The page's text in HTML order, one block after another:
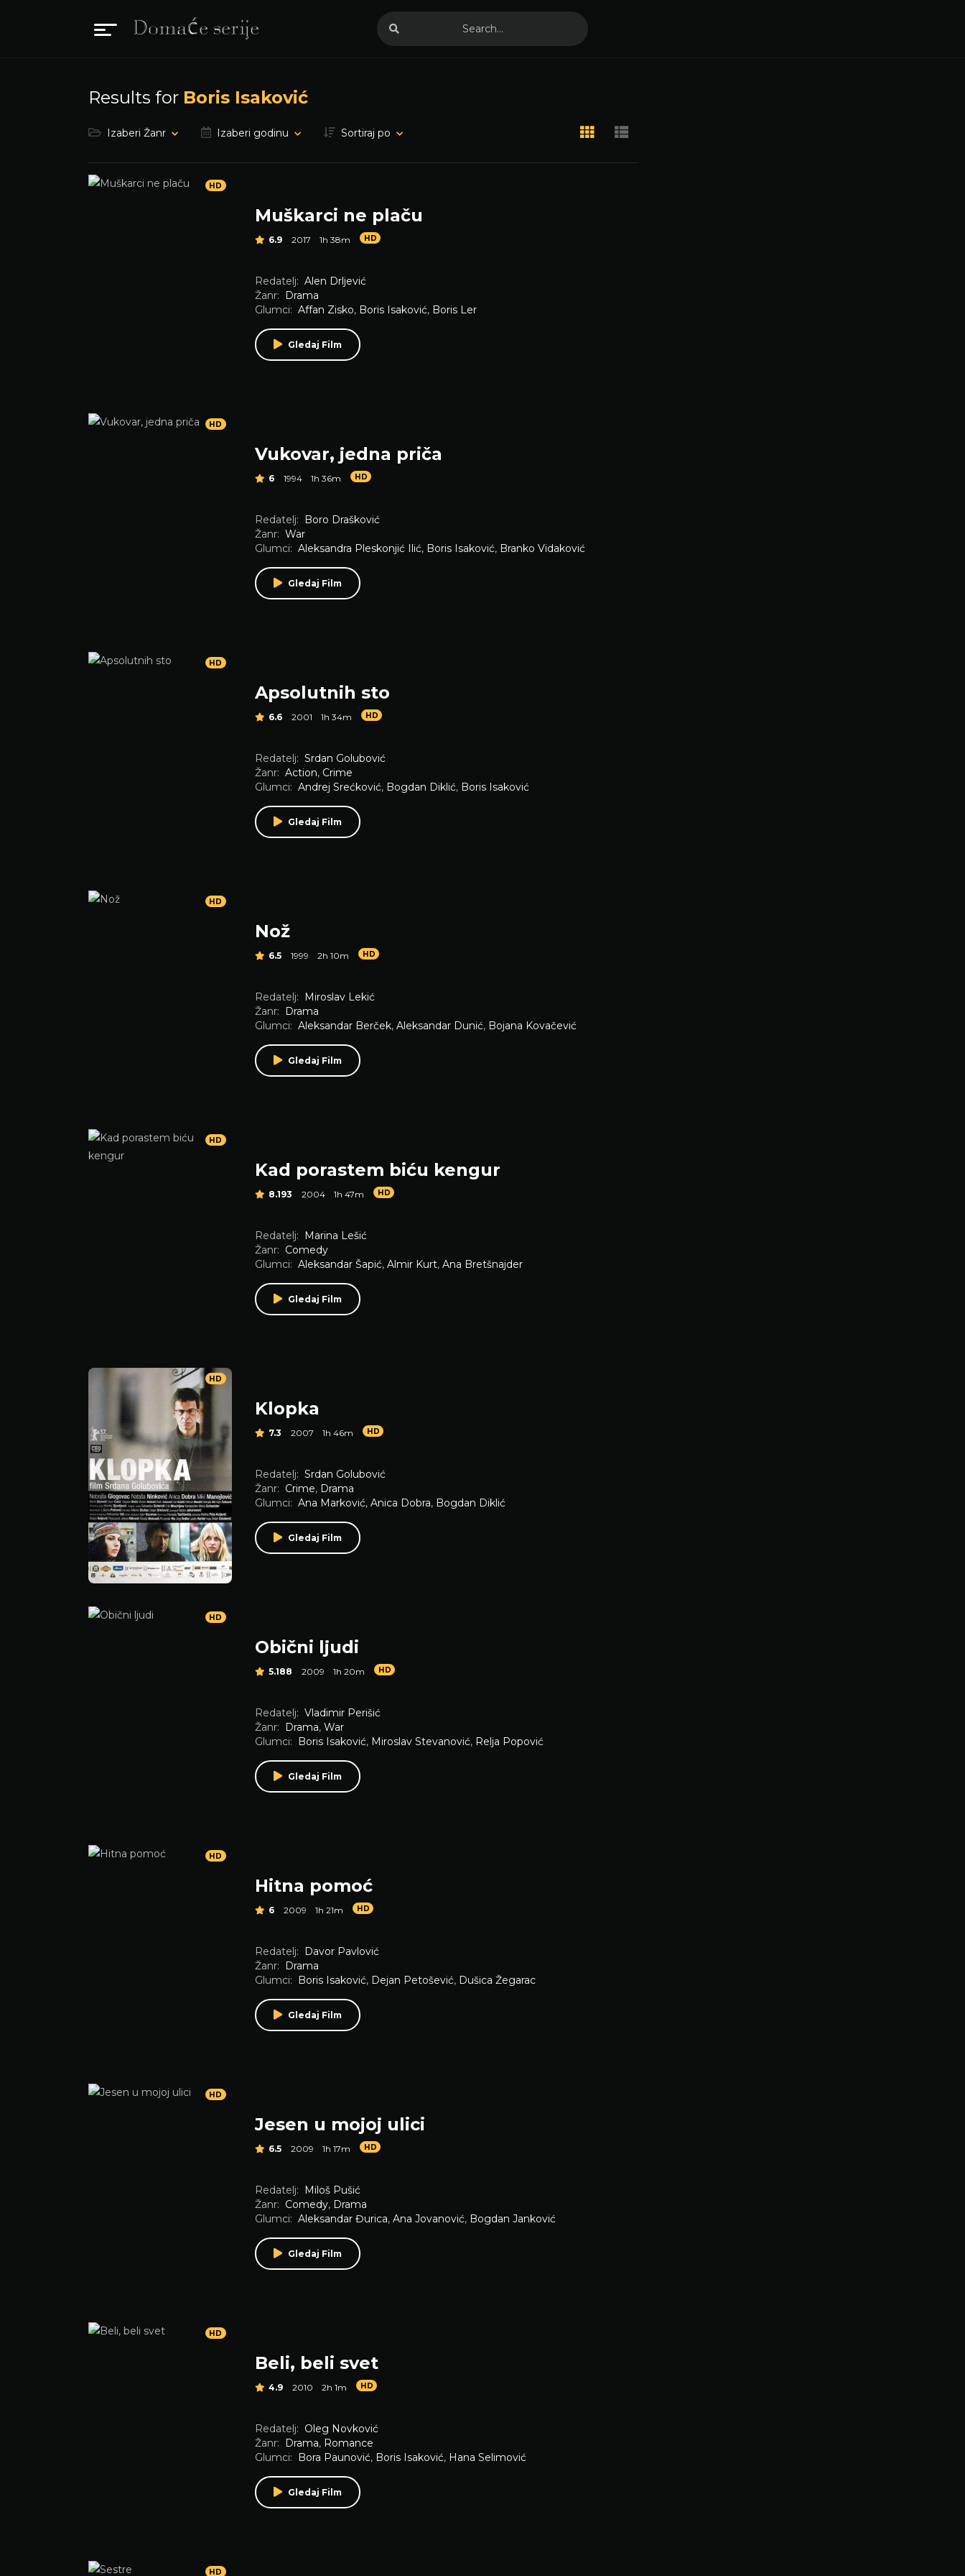
Results for Boris Isaković
Izaberi Žanr Izaberi godinu Sortiraj po
HD
Muškarci ne plaču
6.9 2017 1h 38m HD
Redatelj: Alen Drljević
Žanr:
Drama
Glumci: Affan Zisko, Boris Isaković, Boris Ler
Gledaj Film
HD
Vukovar, jedna priča
6 1994 1h 36m HD
Redatelj:
Boro Drašković
Žanr: War
Glumci: Aleksandra Pleskonjić Ilić, Boris Isaković, Branko Vidaković
Gledaj Film
HD
Apsolutnih sto
6.6 2001 1h 34m HD
Redatelj: Srdan Golubović
Žanr: Action, Crime
Glumci: Andrej Srećković, Bogdan Diklić, Boris Isaković
Gledaj Film
HD
Nož
6.5 1999 2h 10m HD
Redatelj:
Miroslav Lekić
Žanr:
Drama
Glumci: Aleksandar Berček, Aleksandar Dunić, Bojana Kovačević
Gledaj Film
HD
Kad porastem biću kengur
8.193 2004 1h 47m HD
Redatelj:
Marina Lešić
Žanr: Comedy
Glumci: Aleksandar Šapić, Almir Kurt, Ana Bretšnajder
Gledaj Film
HD
Klopka
7.3 2007 1h 46m HD
Redatelj: Srdan Golubović
Žanr: Crime, Drama
Glumci: Ana Marković, Anica Dobra, Bogdan Diklić
Gledaj Film
HD
Obični ljudi
5.188 2009 1h 20m HD
Redatelj: Vladimir Perišić
Žanr:
Drama, War
Glumci:
Boris Isaković, Miroslav Stevanović, Relja Popović
Gledaj Film
HD
Hitna pomoć
6 2009 1h 21m HD
Redatelj:
Davor Pavlović
Žanr:
Drama
Glumci:
Boris Isaković, Dejan Petošević, Dušica Žegarac
Gledaj Film
HD
Jesen u mojoj ulici
6.5 2009 1h 17m HD
Redatelj:
Miloš Pušić
Žanr: Comedy, Drama
Glumci: Aleksandar Đurica, Ana Jovanović, Bogdan Janković
Gledaj Film
HD
Beli, beli svet
4.9 2010 2h 1m HD
Redatelj: Oleg Novković
Žanr:
Drama, Romance
Glumci:
Bora Paunović, Boris Isaković, Hana Selimović
Gledaj Film
HD